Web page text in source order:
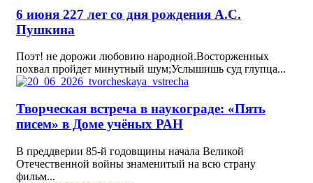
6 июня 227 лет со дня рождения А.С.
Пушкина
Поэт! не дорожи любовию народной.Восторженных
похвал пройдет минутный шум;Услышишь суд глупца...
Творческая встреча в наукограде: «Пять
писем» в Доме учёных РАН
В преддверии 85-й годовщины начала Великой
Отечественной войны знаменитый на всю страну
фильм...